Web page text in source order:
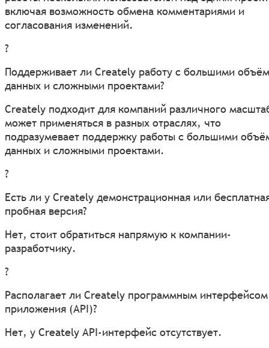
включая возможность обмена комментариями и
согласования изменений.
?
Поддерживает ли Creately работу с большими
данных и сложными проектами?
Creately подходит для компаний различного
может применяться в разных отраслях, что
подразумевает поддержку работы с большими
данных и сложными проектами.
?
Есть ли у Creately демонстрационная или
пробная версия?
Нет, стоит обратиться напрямую к компании-
разработчику.
?
Располагает ли Creately программным интерфейсом
приложения (API)?
Нет, у Creately API-интерфейс отсутствует.